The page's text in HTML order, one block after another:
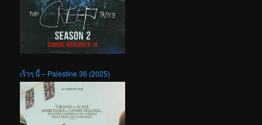
เร็วๆ นี้ – Palestine 36 (2025)